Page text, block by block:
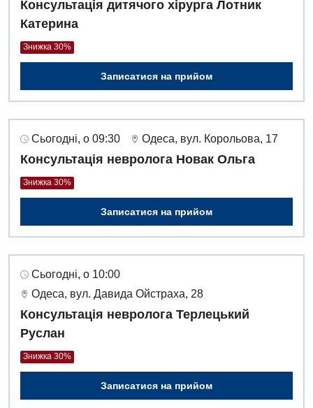
Консультація дитячого хірурга Лотник
Катерина
Знижка 30%
Записатися на прийом
Сьогодні, о 09:30 Одеса, вул. Корольова, 17
Консультація невролога Новак Ольга
Знижка 30%
Записатися на прийом
Сьогодні, о 10:00
Одеса, вул. Давида Ойстраха, 28
Консультація невролога Терлецький
Руслан
Знижка 30%
Записатися на прийом